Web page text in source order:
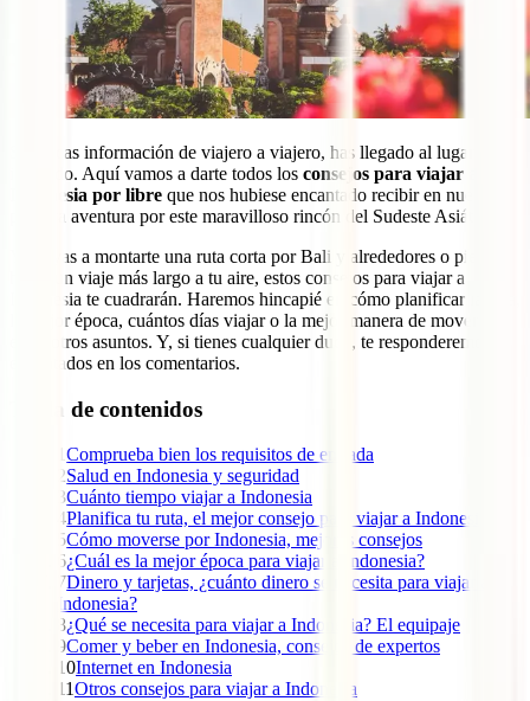
Si buscas información de viajero a viajero, has llegado al lugar
indicado. Aquí vamos a darte todos los consejos para viajar a
Indonesia por libre que nos hubiese encantado recibir en nuestra
primera aventura por este maravilloso rincón del Sudeste Asiático.
Ya vayas a montarte una ruta corta por Bali y alrededores o pienses
hacer un viaje más largo a tu aire, estos consejos para viajar a
Indonesia te cuadrarán. Haremos hincapié en cómo planificar la ruta,
la mejor época, cuántos días viajar o la mejor manera de moverse,
entre otros asuntos. Y, si tienes cualquier duda, te responderemos
encantados en los comentarios.
Tabla de contenidos
Comprueba bien los requisitos de entrada
2Salud en Indonesia y seguridad
3Cuánto tiempo viajar a Indonesia
4Planifica tu ruta, el mejor consejo para viajar a Indonesia
5Cómo moverse por Indonesia, mejores consejos
6¿Cuál es la mejor época para viajar a Indonesia?
7Dinero y tarjetas, ¿cuánto dinero se necesita para viajar a
Indonesia?
8¿Qué se necesita para viajar a Indonesia? El equipaje
9Comer y beber en Indonesia, consejos de expertos
10Internet en Indonesia
11Otros consejos para viajar a Indonesia